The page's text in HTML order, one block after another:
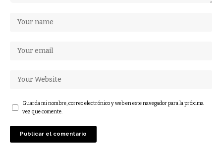
Guarda mi nombre, correo electrónico y web en este navegador para la próxima
vez que comente.